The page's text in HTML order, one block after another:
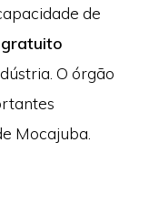
de
O órgão
Mocajuba.